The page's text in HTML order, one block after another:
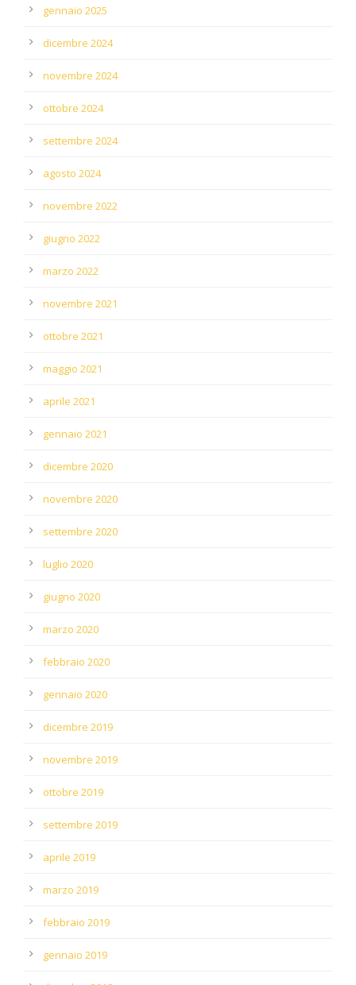
gennaio 2025
dicembre 2024
novembre 2024
ottobre 2024
settembre 2024
agosto 2024
novembre 2022
giugno 2022
marzo 2022
novembre 2021
ottobre 2021
maggio 2021
aprile 2021
gennaio 2021
dicembre 2020
novembre 2020
settembre 2020
luglio 2020
giugno 2020
marzo 2020
febbraio 2020
gennaio 2020
dicembre 2019
novembre 2019
ottobre 2019
settembre 2019
aprile 2019
marzo 2019
febbraio 2019
gennaio 2019